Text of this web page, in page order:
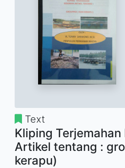
Text
Kliping Terjemahan
Artikel tentang :
kerapu)